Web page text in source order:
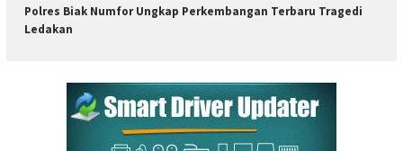
Polres Biak Numfor Ungkap Perkembangan Terbaru Tragedi
Ledakan